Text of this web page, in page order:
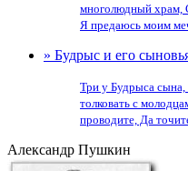
многолюдный
Я предаюсь моим
» Будрыс и его
Три у Будрыса
толковать с
проводите, Да
Александр Пушкин